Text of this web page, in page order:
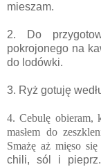
mieszam.
2. Do
pokrojonego na
do lodówki.
3. Ryż gotuję
4. Cebulę obieram,
masłem do
Smażę aż mięso
chili, sól i